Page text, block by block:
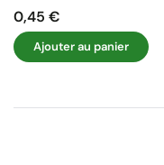
Prix
0,45 €
Ajouter au panier